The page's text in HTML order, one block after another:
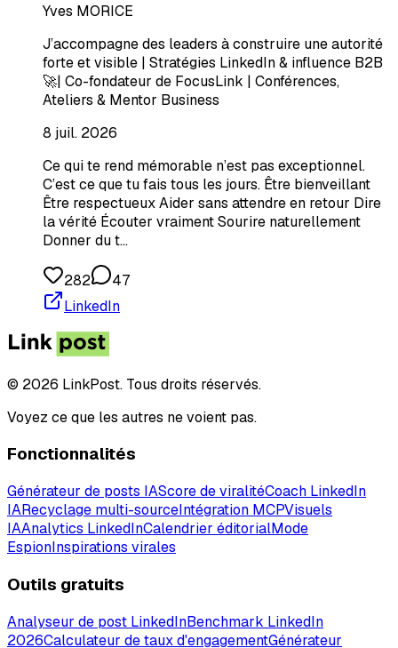
Yves MORICE
J’accompagne des leaders à construire une autorité
forte et visible | Stratégies LinkedIn & influence B2B
🚀| Co-fondateur de FocusLink | Conférences,
Ateliers & Mentor Business
8 juil. 2026
Ce qui te rend mémorable n’est pas exceptionnel.
C’est ce que tu fais tous les jours. Être bienveillant
Être respectueux Aider sans attendre en retour Dire
la vérité Écouter vraiment Sourire naturellement
Donner du t…
282
47
LinkedIn
© 2026 LinkPost. Tous droits réservés.
Voyez ce que les autres ne voient pas.
Fonctionnalités
Générateur de posts IAScore de viralitéCoach LinkedIn
IARecyclage multi-sourceIntégration MCPVisuels
IAAnalytics LinkedInCalendrier éditorialMode
EspionInspirations virales
Outils gratuits
Analyseur de post LinkedInBenchmark LinkedIn
2026Calculateur de taux d'engagementGénérateur